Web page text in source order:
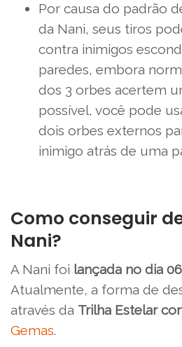
Por causa do padrão
da Nani, seus tiros
contra inimigos
paredes, embora
dos 3 orbes acertem
possível, você pode
dois orbes externos
inimigo atrás de uma
Como conseguir
Nani?
A Nani foi lançada no dia
Atualmente, a forma de
através da Trilha Estelar
Gemas.